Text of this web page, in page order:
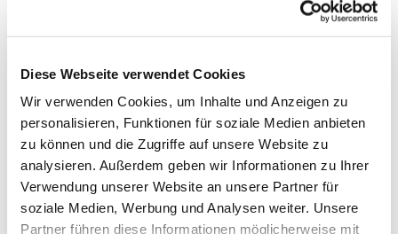
Diese Webseite verwendet Cookies
Wir verwenden Cookies, um Inhalte und Anzeigen zu
personalisieren, Funktionen für soziale Medien anbieten
zu können und die Zugriffe auf unsere Website zu
analysieren. Außerdem geben wir Informationen zu Ihrer
Verwendung unserer Website an unsere Partner für
soziale Medien, Werbung und Analysen weiter. Unsere
Partner führen diese Informationen möglicherweise mit